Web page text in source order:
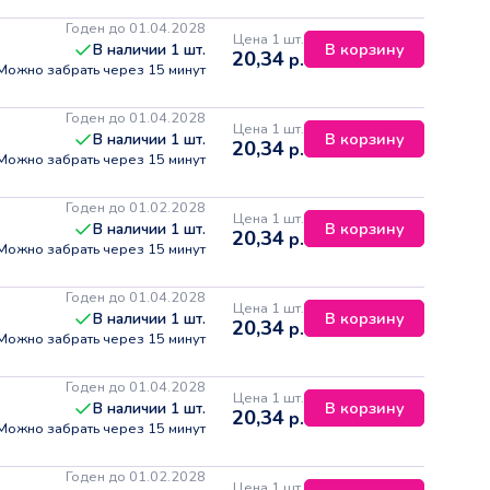
Годен до 01.04.2028
В наличии 1 шт.
забрать через 15 минут
Цена 1 шт.
20,34 р. В корзину
Годен до 01.04.2028
В наличии 1 шт.
забрать через 15 минут
Цена 1 шт.
20,34 р. В корзину
Годен до 01.02.2028
В наличии 1 шт.
забрать через 15 минут
Цена 1 шт.
20,34 р. В корзину
Годен до 01.04.2028
В наличии 1 шт.
забрать через 15 минут
Цена 1 шт.
20,34 р. В корзину
Годен до 01.04.2028
В наличии 1 шт.
забрать через 15 минут
Цена 1 шт.
20,34 р. В корзину
Годен до 01.02.2028